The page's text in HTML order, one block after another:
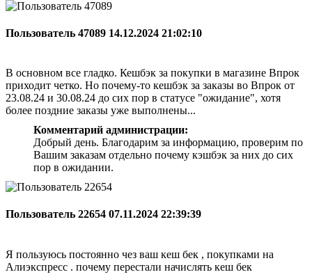
Пользователь 47089 14.12.2024 21:02:10
В основном все гладко. Кешбэк за покупки в магазине Впрок
приходит четко. Но почему-то кешбэк за заказы во Впрок от
23.08.24 и 30.08.24 до сих пор в статусе "ожидание", хотя
более поздние заказы уже выполнены...
Комментарий администрации:
Добрый день. Благодарим за информацию, проверим по
Вашим заказам отдельно почему кэшбэк за них до сих
пор в ожидании.
Пользователь 22654 07.11.2024 22:39:39
Я пользуюсь постоянно чез ваш кеш бек , покупками на
Алиэкспресс . почему перестали начислять кеш бек